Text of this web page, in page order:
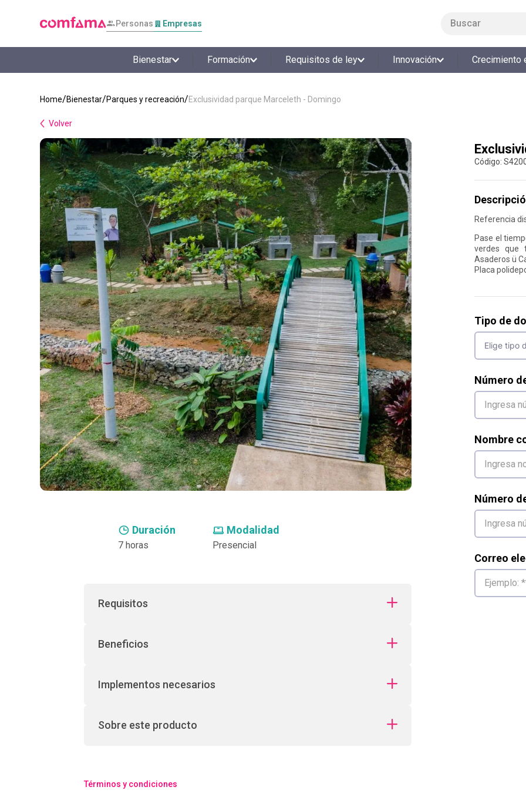
Personas Empresas
Bienestar Formación Requisitos de ley Innovación Crecimiento
Bienestar Parques y recreación Exclusividad parque Marceleth - Domingo
Volver
Duración
7 horas
Modalidad
Presencial
Requisitos
Beneficios
Implementos necesarios
Sobre este producto
Términos y condiciones
:
Referencia
Pase el
verdes que
Asaderos ü
Placa
Tipo de
Número
Nombre
Número
Correo
LO MÁS BUSCADO
1.
smart fit
5.
bolos
6.
tiqueteras
7.
talleres creativos
8.
salon
9.
refrigerio
10. retiro laboral